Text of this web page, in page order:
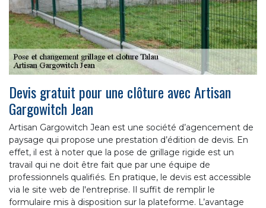
Devis gratuit pour une clôture avec Artisan
Gargowitch Jean
Artisan Gargowitch Jean est une société d’agencement de
paysage qui propose une prestation d’édition de devis. En
effet, il est à noter que la pose de grillage rigide est un
travail qui ne doit être fait que par une équipe de
professionnels qualifiés. En pratique, le devis est accessible
via le site web de l'entreprise. Il suffit de remplir le
formulaire mis à disposition sur la plateforme. L’avantage